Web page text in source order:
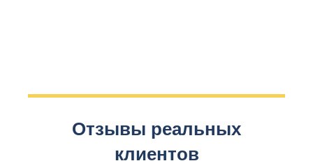
Отзывы реальных
клиентов